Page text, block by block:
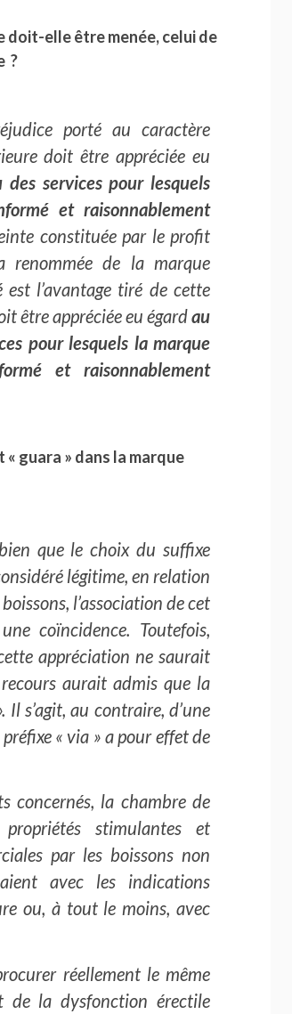
doit-elle être menée, celui de
?
porté au caractère
doit être appréciée eu
services pour lesquels
et raisonnablement
constituée par le profit
de la marque
l’avantage tiré de cette
être appréciée eu égardau
pour lesquels la marque
et raisonnablement
guara » dans la marque
que le choix du suffixe
légitime, en relation
l’association de cet
coïncidence. Toutefois,
appréciation ne saurait
aurait admis que la
s’agit, au contraire, d’une
« via » a pour effet de
concernés, la chambre de
stimulantes et
par les boissons non
avec les indications
ou, à tout le moins, avec
réellement le même
de la dysfonction érectile